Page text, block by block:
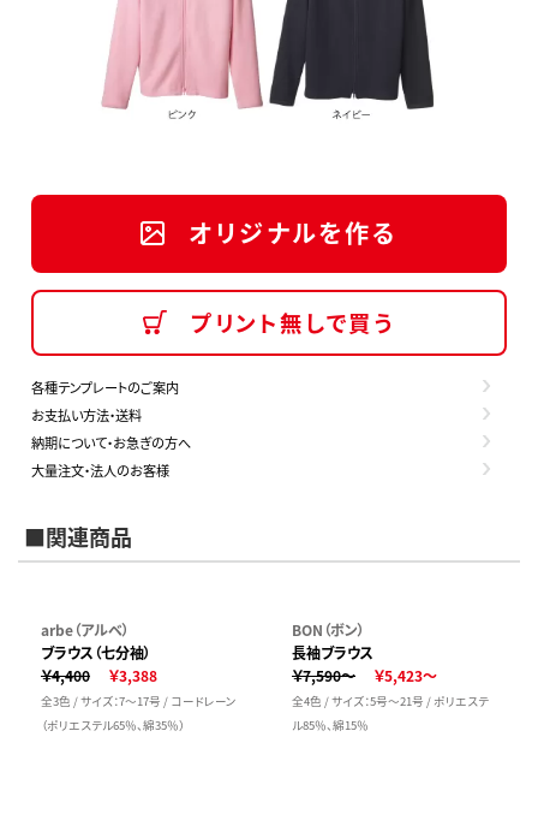
オリジナルを作る
プリント無しで買う
各種テンプレートのご案内
お支払い方法・送料
納期について・お急ぎの方へ
大量注文・法人のお客様
■関連商品
arbe（アルベ）
ブラウス（七分袖）
￥4,400
￥3,388
全3色 / サイズ：7～17号 / コードレーン
（ポリエステル65％、綿35％）
BON（ボン）
長袖ブラウス
￥7,590～
￥5,423～
全4色 / サイズ：5号～21号 / ポリエステ
ル85％、綿15％